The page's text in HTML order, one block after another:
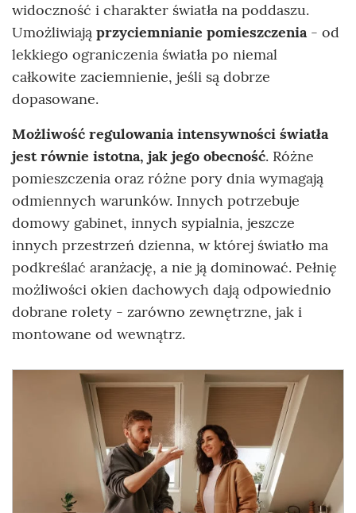
widoczność i charakter światła na poddaszu.
Umożliwiają przyciemnianie pomieszczenia- od
lekkiego ograniczenia światła po niemal
całkowite zaciemnienie, jeśli są dobrze
dopasowane.
Możliwość regulowania intensywności światła
jest równie istotna, jak jego obecność. Różne
pomieszczenia oraz różne pory dnia wymagają
odmiennych warunków. Innych potrzebuje
domowy gabinet, innych sypialnia, jeszcze
innych przestrzeń dzienna, w której światło ma
podkreślać aranżację, a nie ją dominować. Pełnię
możliwości okien dachowych dają odpowiednio
dobrane rolety - zarówno zewnętrzne, jak i
montowane od wewnątrz.